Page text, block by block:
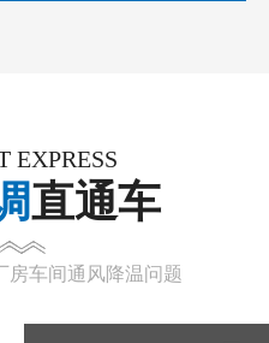
EXPRESS
直通车
房车间通风降温问题